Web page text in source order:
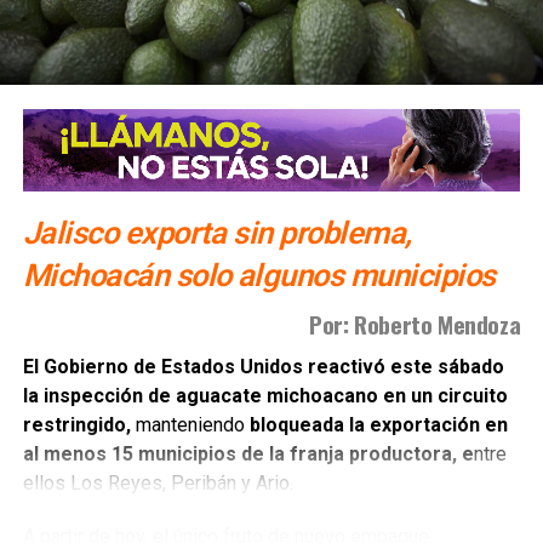
OCTAVIO ROMERO OROPEZA
SIGUIENTE
PAN señala lucha de poderes entre morenistas
NO TE PIERDAS
Ahorros de trabajadores de Infonavit están seguros
con la Reforma: Sheinbaum
Jalisco exporta sin problema,
Michoacán solo algunos municipios
Por: Roberto Mendoza
El Gobierno de Estados Unidos reactivó este sábado
la inspección de aguacate michoacano en un circuito
restringido,manteniendo bloqueada la exportación en
al menos 15 municipios de la franja productora, entre
ellos Los Reyes, Peribán y Ario.